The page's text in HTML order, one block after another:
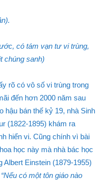
có tám vạn tư vi trùng,
chúng sanh)
rõ có vô số vi trùng trong
đến hơn 2000 năm sau
hậu bán thế kỷ 19, nhà Sinh
(1822-1895) khám ra
hiển vi. Cũng chính vì bài
học này mà nhà bác học
Einstein (1879-1955)
“Nếu có một tôn giáo nào